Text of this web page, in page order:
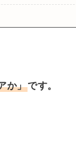
か」です。